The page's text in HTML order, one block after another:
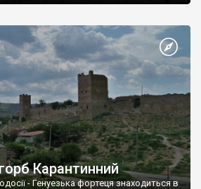
Карантинний
- Генуезька фортеця знаходиться в